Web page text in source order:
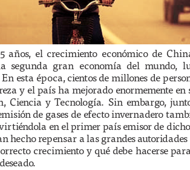
años, el crecimiento económico de
segunda gran economía del mundo,
esta época, cientos de millones de
y el país ha mejorado enormemente en
Ciencia y Tecnología. Sin embargo,
de gases de efecto invernadero
en el primer país emisor de
hecho repensar a las grandes
crecimiento y qué debe hacerse